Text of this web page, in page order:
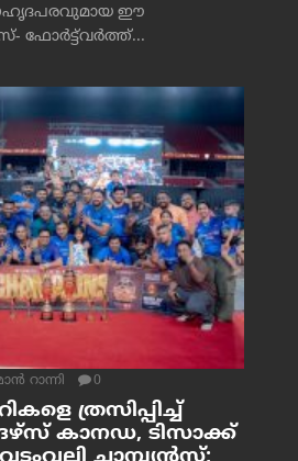
ഈ
ഫോർട്ട്‌വര്‍ത്ത്...
റാന്നി 0
ത്രസിപ്പിച്ച്
കാനഡ, ടിസാക്ക്